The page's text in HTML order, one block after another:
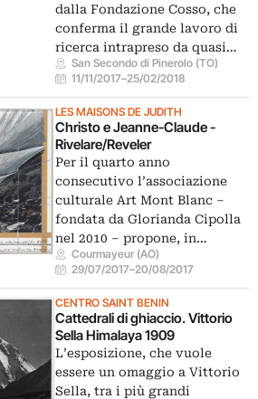
dalla Fondazione Cosso, che
conferma il grande lavoro di
ricerca intrapreso da quasi…
San Secondo di Pinerolo (TO)
11/11/2017–25/02/2018
LES MAISONS DE JUDITH
Christo e Jeanne-Claude -
Rivelare/Reveler
Per il quarto anno
consecutivo l’associazione
culturale Art Mont Blanc –
fondata da Glorianda Cipolla
nel 2010 – propone, in…
Courmayeur (AO)
29/07/2017–20/08/2017
CENTRO SAINT BENIN
Cattedrali di ghiaccio. Vittorio
Sella Himalaya 1909
L’esposizione, che vuole
essere un omaggio a Vittorio
Sella, tra i più grandi